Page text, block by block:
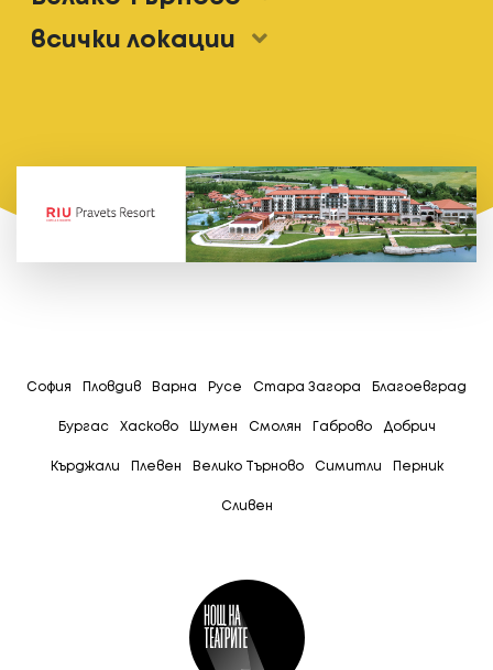
всички локации
София Пловдив Варна Русе Стара Загора Благоевград
Бургас Хасково Шумен Смолян Габрово Добрич
Кърджали Плевен Велико Търново Симитли Перник
Сливен